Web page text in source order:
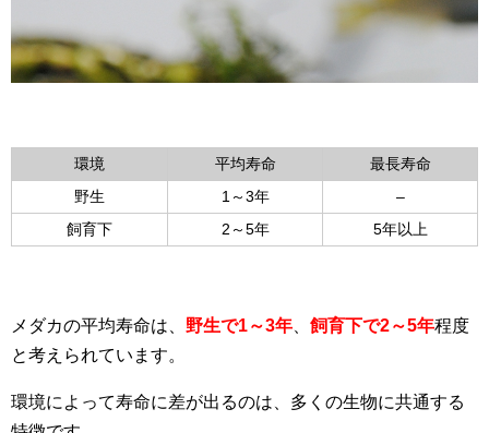
環境 平均寿命
最長寿命
野生
1～3年
–
飼育下
2～5年 5年以上
メダカの平均寿命は、 野生で1～3年 飼育下で2～5年程度
と考えられています。
環境によって寿命に差が出るのは、多くの生物に共通する